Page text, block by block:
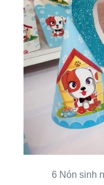
6 Nón sinh